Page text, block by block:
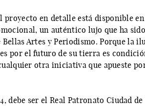
en detalle está disponible en
un auténtico lujo que ha
Artes y Periodismo. Porque la
por el futuro de su tierra es
otra iniciativa que apueste
debe ser el Real Patronato Ciudad